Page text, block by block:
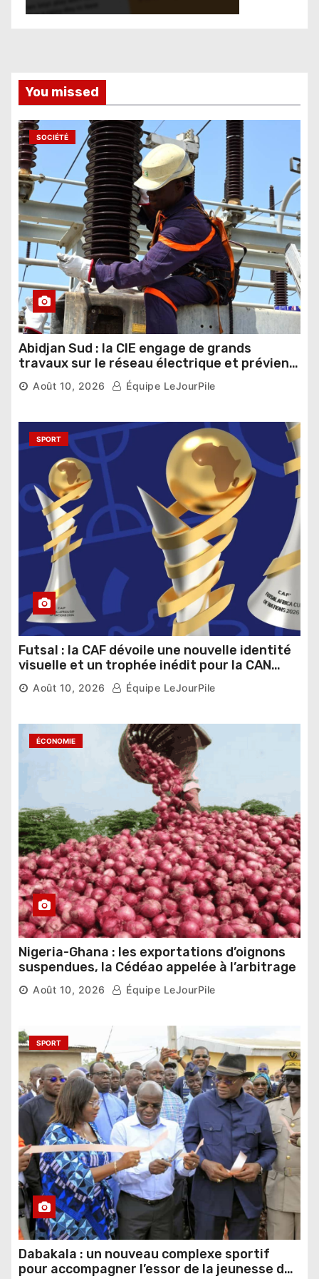
You missed
SOCIÉTÉ
Abidjan Sud : la CIE engage de grands
travaux sur le réseau électrique et prévient
des coupures
Août 10, 2026 Équipe LeJourPile
SPORT
Futsal : la CAF dévoile une nouvelle identité
visuelle et un trophée inédit pour la CAN
2026
Août 10, 2026 Équipe LeJourPile
ÉCONOMIE
Nigeria-Ghana : les exportations d’oignons
suspendues, la Cédéao appelée à l’arbitrage
Août 10, 2026 Équipe LeJourPile
SPORT
Dabakala : un nouveau complexe sportif
pour accompagner l’essor de la jeunesse du